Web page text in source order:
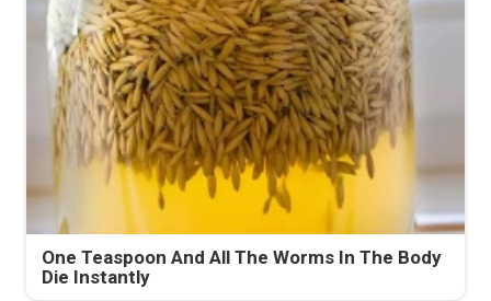
One Teaspoon And All The Worms In The Body
Die Instantly